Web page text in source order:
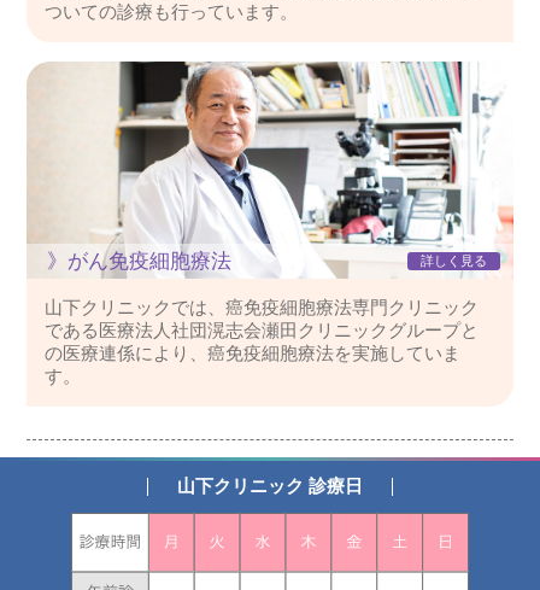
ついての診療も行っています。
》がん免疫細胞療法 詳しく見る
山下クリニックでは、癌免疫細胞療法専門クリニック
である医療法人社団滉志会瀬田クリニックグループと
の医療連係により、癌免疫細胞療法を実施していま
す。
山下クリニック 診療日